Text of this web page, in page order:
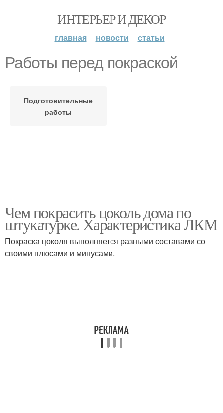
ИНТЕРЬЕР И ДЕКОР
главная новости статьи
Работы перед покраской
Подготовительные
работы
Чем покрасить цоколь дома по
штукатурке. Характеристика ЛКМ
Покраска цоколя выполняется разными составами со
своими плюсами и минусами.